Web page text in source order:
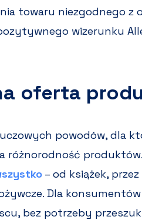
towaru niezgodnego z
wizerunku
oferta
powodów, dla
różnorodność produktów.
– od książek,
Dla
bez potrzeby